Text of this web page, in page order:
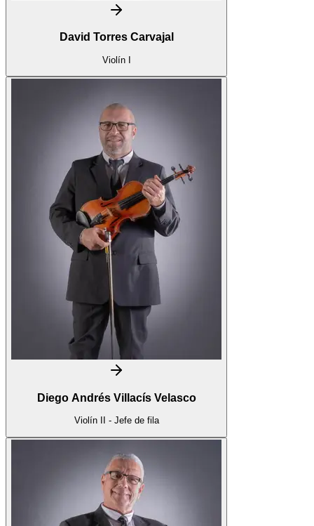
David Torres Carvajal
Violín I
Diego Andrés Villacís Velasco
Violín II - Jefe de fila